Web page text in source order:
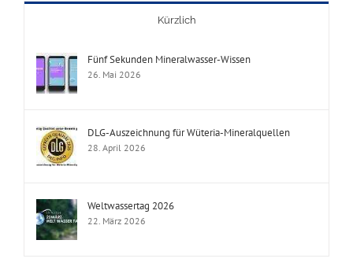
Kürzlich
Fünf Sekunden Mineralwasser-Wissen
26. Mai 2026
DLG-Auszeichnung für Wüteria-Mineralquellen
28. April 2026
Weltwassertag 2026
22. März 2026